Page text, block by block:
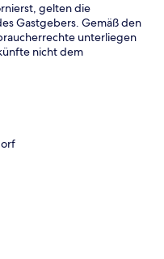
gelten die
Gastgebers. Gemäß den
unterliegen
nicht dem